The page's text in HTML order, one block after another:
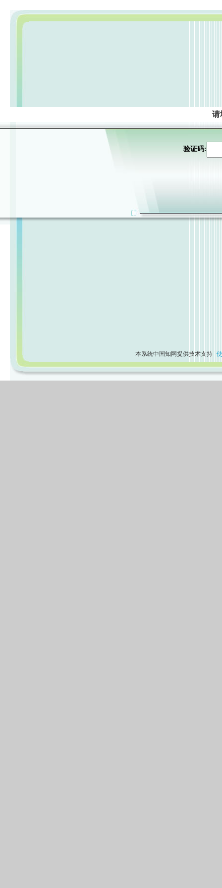
请
验证码:
本系统中国知网提供技术支持